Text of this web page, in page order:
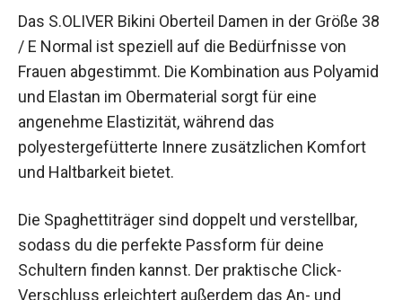
Das S.OLIVER Bikini Oberteil Damen in der Größe
38 / E Normal ist speziell auf die Bedürfnisse von
Frauen abgestimmt. Die Kombination aus
Polyamid und Elastan im Obermaterial sorgt für
eine angenehme Elastizität, während das
polyestergefütterte Innere zusätzlichen Komfort
und Haltbarkeit bietet.
Die Spaghettiträger sind doppelt und verstellbar,
sodass du die perfekte Passform für deine
Schultern finden kannst. Der praktische Click-